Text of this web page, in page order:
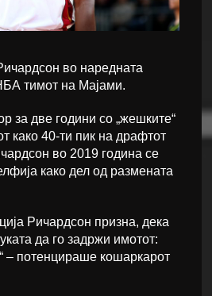
во наредната
тимот на Мајами.
за две години со „жешките“
како 40-ти пик на драфтот
во 2019 година се
како дел од размената
Ричардсон призна, дека
да го задржи имотот:
– потенцираше кошаркарот